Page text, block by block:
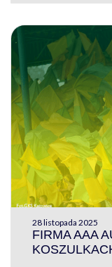
28 listopada 2025
FIRMA AAA